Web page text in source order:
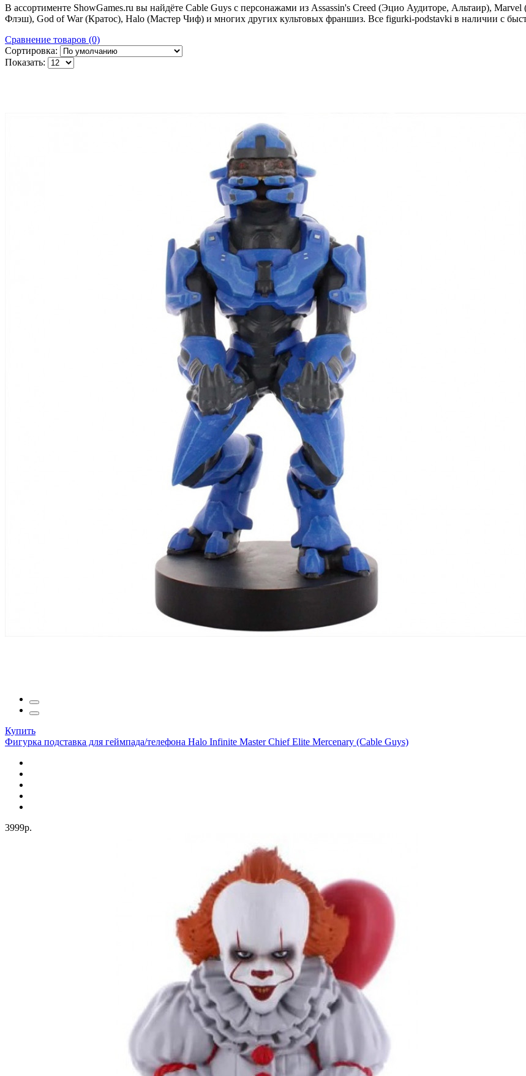
В ассортименте ShowGames.ru вы найдёте Cable Guys с персонажами из Assassin's Creed (Эцио Аудиторе, Альтаир),
Флэш), God of War (Кратос), Halo (Мастер Чиф) и многих других культовых франшиз. Все figurki-podstavki в наличии с
Сравнение товаров (0)
Сортировка:
Показать:
Купить
Фигурка подставка для геймпада/телефона Halo Infinite Master Chief Elite Mercenary (Cable Guys)
3999р.